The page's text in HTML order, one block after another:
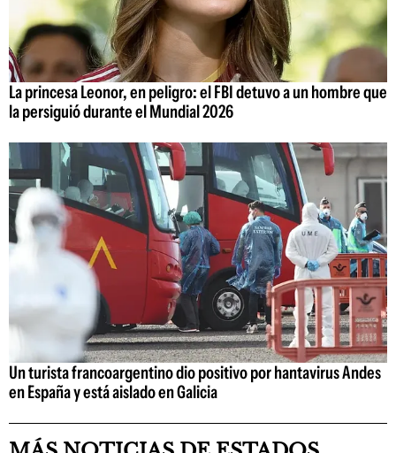
La princesa Leonor, en peligro: el FBI detuvo a un hombre que
la persiguió durante el Mundial 2026
Un turista francoargentino dio positivo por hantavirus Andes
en España y está aislado en Galicia